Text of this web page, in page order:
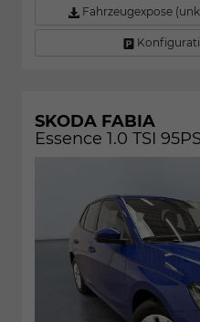
Fahrzeugexpose
SKODA FABIA
Essence 1.0 TSI